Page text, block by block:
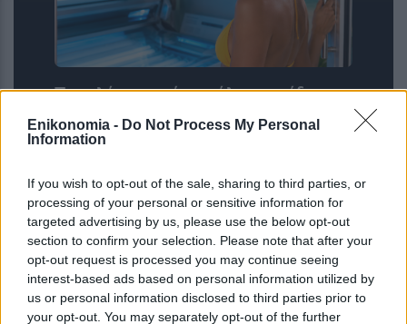
Enikonomia - Do Not Process My Personal
Information
If you wish to opt-out of the sale, sharing to third parties, or
processing of your personal or sensitive information for
targeted advertising by us, please use the below opt-out
section to confirm your selection. Please note that after your
opt-out request is processed you may continue seeing
interest-based ads based on personal information utilized by
us or personal information disclosed to third parties prior to
your opt-out. You may separately opt-out of the further
Το σολάριουμ είναι πάλι στη μόδα –
Ειδικοί αποκαλύπτουν τι μπορεί να
κάνει στο δέρμα μας